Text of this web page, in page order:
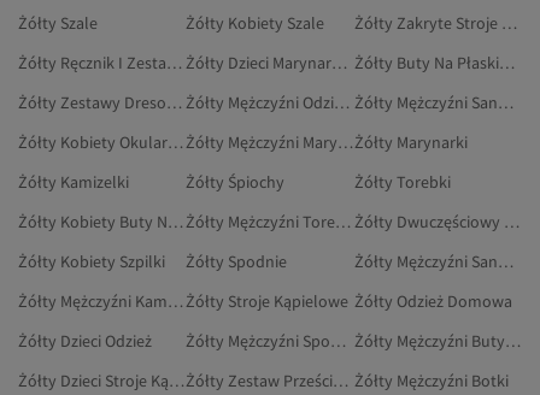
Żółty Szale Żółty Kobiety Szale
Żółty Zakryte Stroje Kąpielowe
Żółty Ręcznik I Zestaw Ręczników
Żółty Dzieci Marynarki I Kamizelki
Żółty Buty Na Płaskim Obcasie
Żółty Zestawy Dresowe
Żółty Mężczyźni Odzież Domowa
Żółty Mężczyźni Sandały
Żółty Kobiety Okulary Przeciwsłoneczne
Żółty Mężczyźni MarynarkiŻółty Marynarki
Żółty Kamizelki
Żółty Śpiochy
Żółty Torebki
Żółty Kobiety Buty Na Co Dzień
Żółty Mężczyźni Torebki Na Ramię
Żółty Dwuczęściowy Zestaw Ciążowy
Żółty Kobiety Szpilki
Żółty Spodnie
Żółty Mężczyźni Sandały I Kapcie
Żółty Mężczyźni Kamizelki Żółty Stroje Kąpielowe Żółty Odzież Domowa
Żółty Dzieci Odzież
Żółty Mężczyźni Spodnie Dresowe
Żółty Mężczyźni Buty Na Płaskim Obcasie
Żółty Dzieci Stroje Kąpielowe
Żółty Zestaw Prześcieradeł Żółty Mężczyźni Botki